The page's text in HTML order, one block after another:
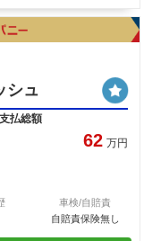
シュ
支払総額
62 万円
車検/自賠責
自賠責保険無し